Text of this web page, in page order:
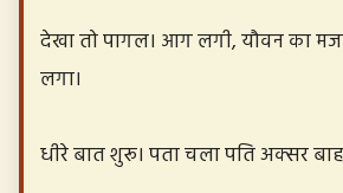
देखा तो पागल। आग लगी, यौवन का
लगा।
धीरे बात शुरू। पता चला पति अक्सर